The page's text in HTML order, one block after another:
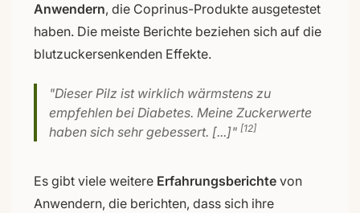
Anwendern, die Coprinus-Produkte ausgetestet
haben. Die meiste Berichte beziehen sich auf die
blutzuckersenkenden Effekte.
"Dieser Pilz ist wirklich wärmstens zu
empfehlen bei Diabetes. Meine Zuckerwerte
haben sich sehr gebessert. [...]" [12]
Es gibt viele weitere Erfahrungsberichte von
Anwendern, die berichten, dass sich ihre